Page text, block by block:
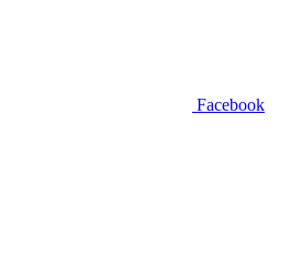
Facebook